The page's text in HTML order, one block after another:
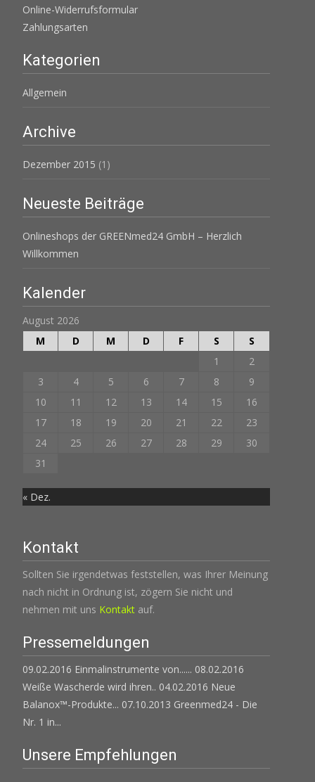
Online-Widerrufsformular
Zahlungsarten
Kategorien
Allgemein
Archive
Dezember 2015 (1)
Neueste Beiträge
Onlineshops der GREENmed24 GmbH – Herzlich
Willkommen
Kalender
August 2026
M
D M D F S
S
1
2
3
4 5 6 7 8
9
10
11 12 13 14 15
16
17
18 19 20 21 22
23
24
25 26 27 28 29
30
31
« Dez.
Kontakt
Sollten Sie irgendetwas feststellen, was Ihrer Meinung
nach nicht in Ordnung ist, zögern Sie nicht und
nehmen mit uns Kontakt auf.
Pressemeldungen
09.02.2016 Einmalinstrumente von...... 08.02.2016
Weiße Wascherde wird ihren.. 04.02.2016 Neue
Balanox™-Produkte... 07.10.2013 Greenmed24 - Die
Nr. 1 in...
Unsere Empfehlungen